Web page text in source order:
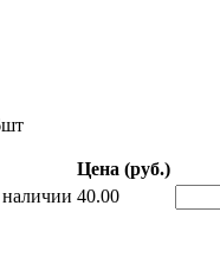
Цена (руб.)
40.00